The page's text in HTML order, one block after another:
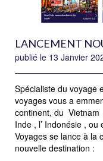
LANCEMENT
publié le 13 Janvier
Spécialiste du voyage
voyages vous a
continent, du
Inde , l’ Indonésie ,
Voyages se lance à la
nouvelle destination :